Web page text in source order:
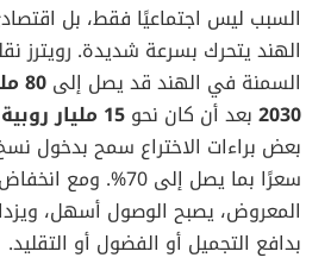
السبب ليس اجتماعيًا فقط، بل
الهند يتحرك بسرعة شديدة. رويترز
السمنة في الهند قد يصل إلى
2030 بعد أن كان نحو 15 مليار روبية
بعض براءات الاختراع سمح بدخول
سعرًا بما يصل إلى 70%.
المعروض، يصبح الوصول أسهل،
بدافع التجميل أو الفضول أو التقليد.